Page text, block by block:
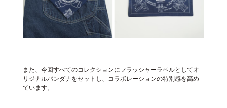
また、今回すべてのコレクションにフラッシャーラベルとしてオ
リジナルバンダナをセットし、コラボレーションの特別感を高め
ています。